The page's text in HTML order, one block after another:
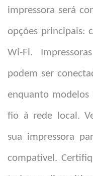
impressora será
opções principais:
Wi-Fi.
podem ser
enquanto modelos
fio à rede local.
sua impressora
compatível.